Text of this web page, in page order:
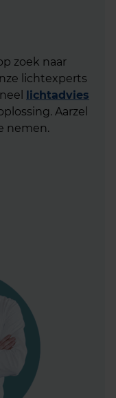
zoek naar
lichtexperts
lichtadvies
Aarzel
nemen.